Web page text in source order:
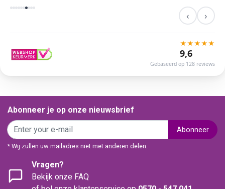
‹ ›
★★★★★
9,6
Gebaseerd op 128 reviews
Abonneer je op onze nieuwsbrief
Abonneer
* Wij zullen uw mailadres niet met anderen delen.
Vragen?
Bekijk onze FAQ